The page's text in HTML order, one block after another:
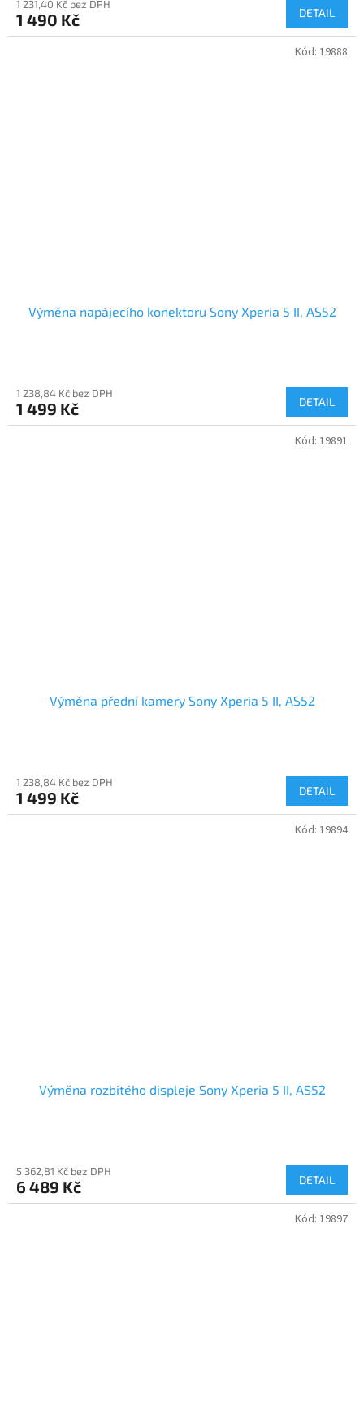
1 231,40 Kč bez DPH
1 490 Kč DETAIL
Výměna napájecího konektoru Sony Xperia 5 II, AS52
1 238,84 Kč bez DPH
1 499 Kč DETAIL
Kód: 19888
Výměna přední kamery Sony Xperia 5 II, AS52
1 238,84 Kč bez DPH
1 499 Kč DETAIL
Kód: 19891
Výměna rozbitého displeje Sony Xperia 5 II, AS52
5 362,81 Kč bez DPH
6 489 Kč DETAIL
Kód: 19894
Kód: 19897